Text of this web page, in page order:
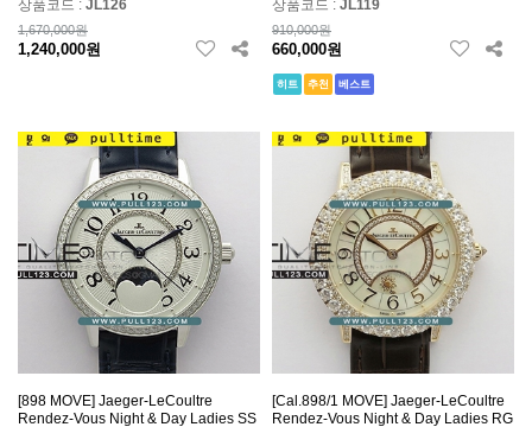
상품코드 : JL126
1,670,000원
1,240,000원
상품코드 : JL119
910,000원
660,000원
히트 추천 베스트
[898 MOVE] Jaeger-LeCoultre
Rendez-Vous Night & Day Ladies SS
[Cal.898/1 MOVE] Jaeger-LeCoultre
Rendez-Vous Night & Day Ladies RG